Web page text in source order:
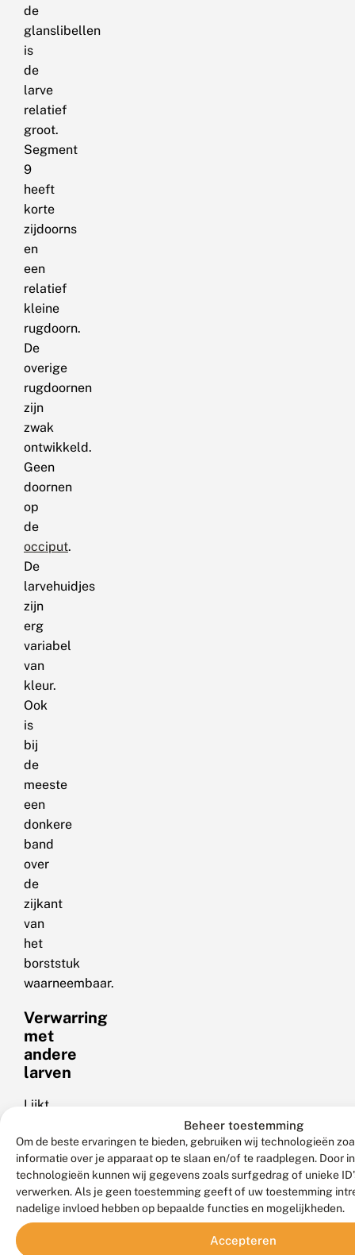
Beheer toestemming
Om de beste ervaringen te bieden, gebruiken wij technologieën
informatie over je apparaat op te slaan en/of te raadplegen. Door
technologieën kunnen wij gegevens zoals surfgedrag of unieke
verwerken. Als je geen toestemming geeft of uw toestemming
nadelige invloed hebben op bepaalde functies en mogelijkheden.
Accepteren
de
glanslibellen
is
de
larve
relatief
groot.
Segment
9
heeft
korte
zijdoorns
en
een
relatief
kleine
rugdoorn.
De
overige
rugdoornen
zijn
zwak
ontwikkeld.
Geen
doornen
op
de
occiput.
De
larvehuidjes
zijn
erg
variabel
van
kleur.
Ook
is
bij
de
meeste
een
donkere
band
over
de
zijkant
van
het
borststuk
waarneembaar.
Verwarring
met
andere
larven
Lijkt
de
metaalglans
en
de